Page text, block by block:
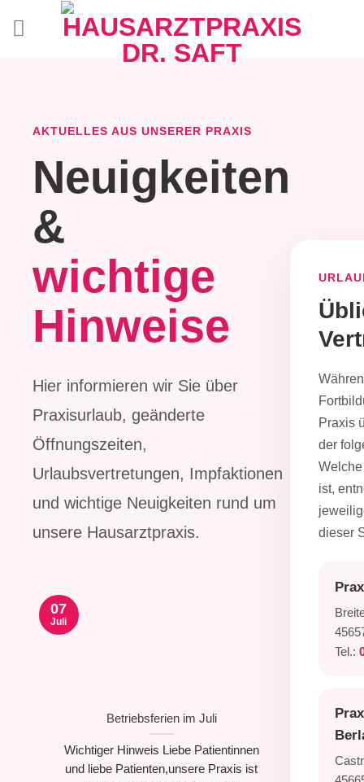
Inhalt
AKTUELLES AUS UNSERER PRAXIS
Neuigkeiten
&
wichtige
Hinweise
Hier informieren wir Sie über
Praxisurlaub, geänderte
Öffnungszeiten,
Urlaubsvertretungen, Impfaktionen
und wichtige Neuigkeiten rund um
unsere Hausarztpraxis.
Betriebsferien im Juli
Wichtiger Hinweis Liebe Patientinnen
und liebe Patienten,unsere Praxis ist
07
Juli
Praxis
der
ist,
dieser
Tel.: